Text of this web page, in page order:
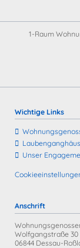
Navigation
überspringen
1-Raum
Wichtige Links
Unser
Anschrift
Wolfgangstraße 30
06844 Dessau-